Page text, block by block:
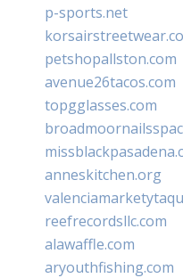
p-sports.net
petshopallston.com
avenue26tacos.com
topgglasses.com
anneskitchen.org
reefrecordsllc.com
alawaffle.com
aryouthfishing.com